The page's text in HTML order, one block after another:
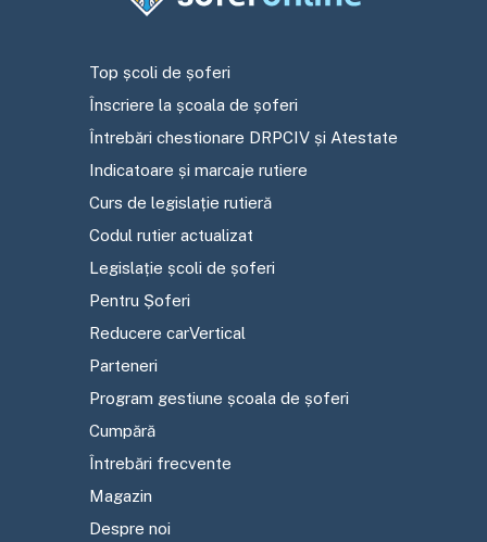
Top școli de șoferi
Înscriere la școala de șoferi
Întrebări chestionare DRPCIV și Atestate
Indicatoare și marcaje rutiere
Curs de legislație rutieră
Codul rutier actualizat
Legislație școli de șoferi
Pentru Șoferi
Reducere carVertical
Parteneri
Program gestiune școala de șoferi
Cumpără
Întrebări frecvente
Magazin
Despre noi